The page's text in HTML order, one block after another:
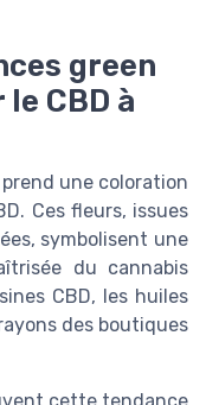
green
CBD à
prend une coloration
Ces fleurs, issues
symbolisent une
du cannabis
CBD, les huiles
des boutiques